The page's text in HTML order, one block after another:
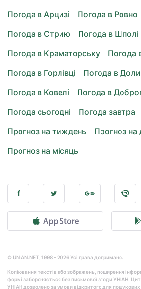
Погода в Арцизі
Погода в Ровно
Погода в Стрию
Погода в Шполі
Погода в Краматорську
Погода
Погода в Горлівці
Погода в
Погода в Ковелі
Погода в
Погода сьогодні
Погода завтра
Прогноз на тиждень
Прогноз на
Прогноз на місяць
© UNIAN.NET, 1998 - 2026 Усі права дотримано.
Копіювання текстів або зображень, поширення
формі забороняється без письмової згоди УНІАН.
УНІАН дозволено за умови відкритого для